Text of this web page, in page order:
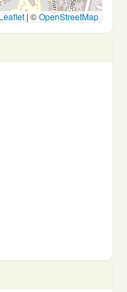
Leaflet | ©OpenStreetMap